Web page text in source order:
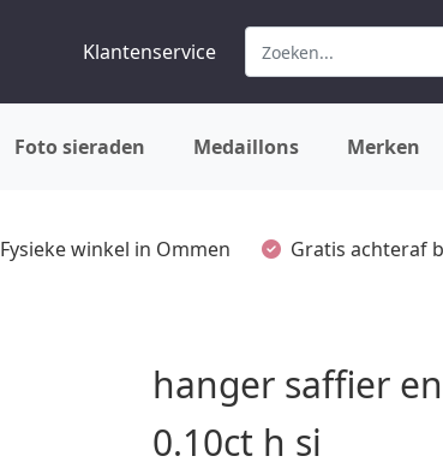
Klantenservice
Foto sieraden Medaillons Merken
Fysieke winkel in Ommen Gratis achteraf
hanger saffier
0.10ct h si